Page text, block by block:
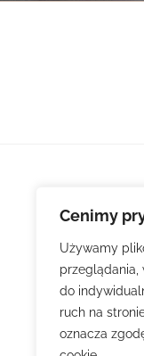
Cenimy
Używamy
do
ruch na
oznacza